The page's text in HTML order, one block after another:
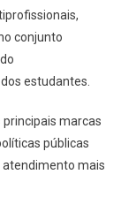
conjunto
estudantes.
marcas
públicas
atendimento mais